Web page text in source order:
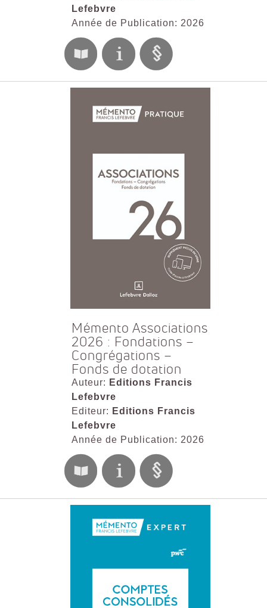
Lefebvre
Année de Publication: 2026
Mémento Associations
2026 : Fondations –
Congrégations –
Fonds de dotation
Auteur: Editions Francis
Lefebvre
Editeur: Editions Francis
Lefebvre
Année de Publication: 2026